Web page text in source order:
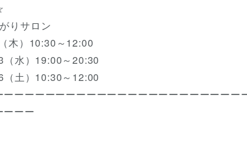
りサロン
木）10:30～12:00
（水）19:00～20:30
（土）10:30～12:00
ーーーーーーーーーーーーーーーーーーーーーー
ーーー